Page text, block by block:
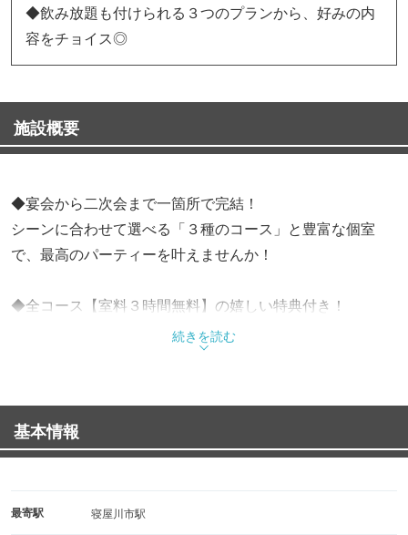
◆飲み放題も付けられる３つのプランから、好みの内
容をチョイス◎
施設概要
◆宴会から二次会まで一箇所で完結！
シーンに合わせて選べる「３種のコース」と豊富な個室
で、最高のパーティーを叶えませんか！
◆全コース【室料３時間無料】の嬉しい特典付き！
手軽に楽しめる「カジュアル」、人気の「スタンダー
ド」、さらに豪華な「デラックス」の３種から、ご予算や
な飲み放題プランも追加可能！
◆店内は１名様から大人数まで対応の完全個室を完備！
レストランルームなど、個性豊かなコンセプトルームも充
続きを読む
基本情報
最寄駅 寝屋川市駅